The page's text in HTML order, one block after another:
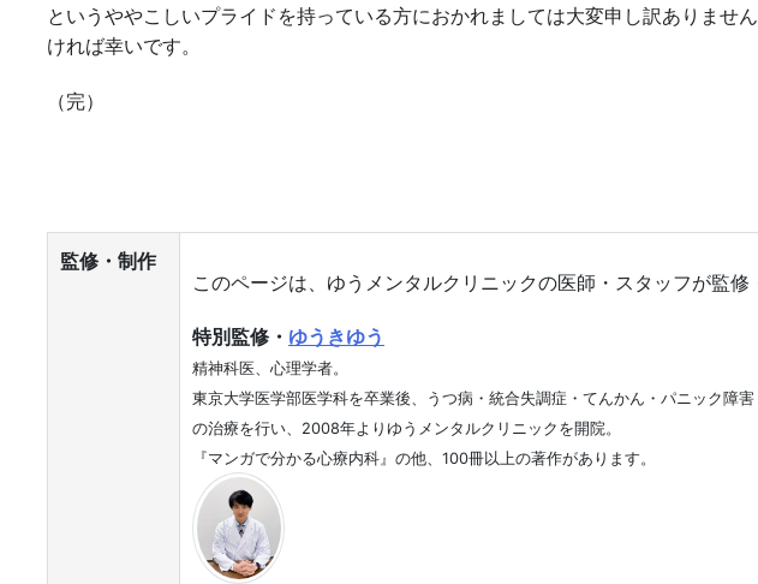
というややこしいプライドを持っている方におかれましては大変申し訳ありませ
ければ幸いです。
（完）
監修・制作
このページは、ゆうメンタルクリニックの医師・スタッフが監修
特別監修・ ゆうきゆう
精神科医、心理学者。
東京大学医学部医学科を卒業後、うつ病・統合失調症・てんかん・パニック障
の治療を行い、2008年よりゆうメンタルクリニックを開院。
『マンガで分かる心療内科』の他、100冊以上の著作があります。